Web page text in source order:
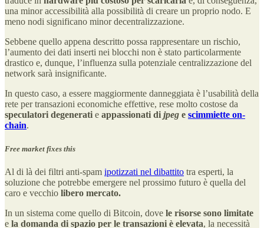
una minor accessibilità alla possibilità di creare un proprio nodo. E
meno nodi significano minor decentralizzazione.
Sebbene quello appena descritto possa rappresentare un rischio,
l’aumento dei dati inserti nei blocchi non è stato particolarmente
drastico e, dunque, l’influenza sulla potenziale centralizzazione del
network sarà insignificante.
In questo caso, a essere maggiormente danneggiata è l’usabilità della
rete per transazioni economiche effettive, rese molto costose da
speculatori degenerati e appassionati di jpeg e scimmiette on-
chain.
Free market fixes this
Al di là dei filtri anti-spam ipotizzati nel dibattito tra esperti, la
soluzione che potrebbe emergere nel prossimo futuro è quella del
caro e vecchio libero mercato.
In un sistema come quello di Bitcoin, dove le risorse sono limitate
e la domanda di spazio per le transazioni è elevata, la necessità